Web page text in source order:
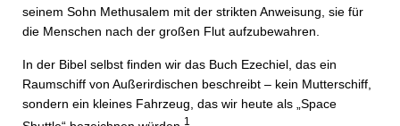
seinem Sohn Methusalem mit der strikten Anweisung, sie für
die Menschen nach der großen Flut aufzubewahren.
In der Bibel selbst finden wir das Buch Ezechiel, das ein
Raumschiff von Außerirdischen beschreibt – kein Mutterschiff,
sondern ein kleines Fahrzeug, das wir heute als „Space
1